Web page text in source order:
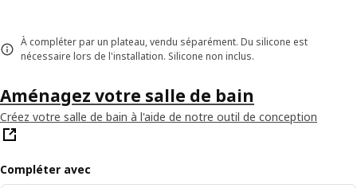
À compléter par un plateau, vendu séparément. Du silicone est
nécessaire lors de l'installation. Silicone non inclus.
Aménagez votre salle de bain
Créez votre salle de bain à l'aide de notre outil de conception
Compléter avec